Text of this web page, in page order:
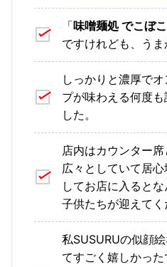
「味噌麺処 でこぼこ
ですけれども、うま
しっかりと濃厚で
プが味わえる何度
した。
店内はカウンター
広々としていて居
してお店に入ると
子供たちが迎えてく
私SUSURUの似顔
てすごく嬉しかっ